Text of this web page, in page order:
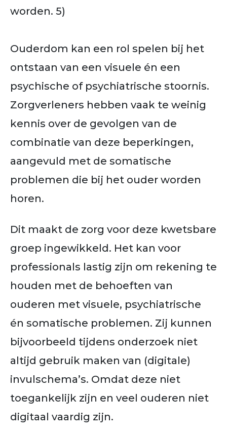
worden. 5)
Ouderdom kan een rol spelen bij het
ontstaan van een visuele én een
psychische of psychiatrische stoornis.
Zorgverleners hebben vaak te weinig
kennis over de gevolgen van de
combinatie van deze beperkingen,
aangevuld met de somatische
problemen die bij het ouder worden
horen.
Dit maakt de zorg voor deze kwetsbare
groep ingewikkeld. Het kan voor
professionals lastig zijn om rekening te
houden met de behoeften van
ouderen met visuele, psychiatrische
én somatische problemen. Zij kunnen
bijvoorbeeld tijdens onderzoek niet
altijd gebruik maken van (digitale)
invulschema’s. Omdat deze niet
toegankelijk zijn en veel ouderen niet
digitaal vaardig zijn.